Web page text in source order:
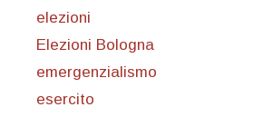
elezioni
Elezioni Bologna
emergenzialismo
esercito